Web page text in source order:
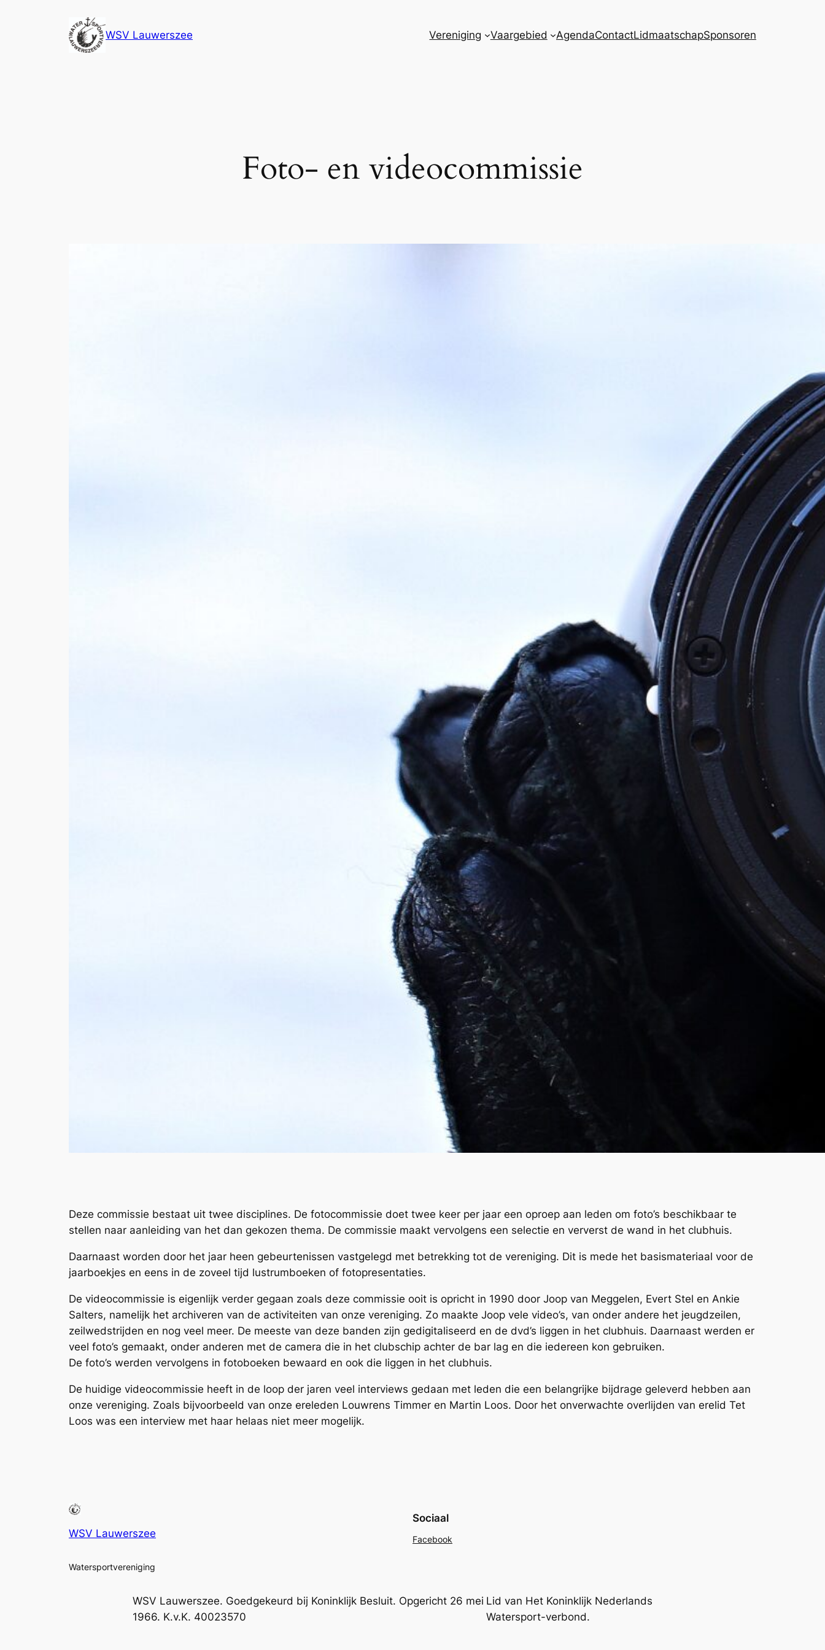
WSV Lauwerszee Vereniging Vaargebied AgendaContactLidmaatschapSponsoren
Foto- en videocommissie
Deze commissie bestaat uit twee disciplines. De fotocommissie doet twee keer per jaar een oproep aan leden om foto’s beschikbaar te
stellen naar aanleiding van het dan gekozen thema. De commissie maakt vervolgens een selectie en ververst de wand in het clubhuis.
Daarnaast worden door het jaar heen gebeurtenissen vastgelegd met betrekking tot de vereniging. Dit is mede het basismateriaal voor de
jaarboekjes en eens in de zoveel tijd lustrumboeken of fotopresentaties.
De videocommissie is eigenlijk verder gegaan zoals deze commissie ooit is opricht in 1990 door Joop van Meggelen, Evert Stel en Ankie
Salters, namelijk het archiveren van de activiteiten van onze vereniging. Zo maakte Joop vele video’s, van onder andere het jeugdzeilen,
zeilwedstrijden en nog veel meer. De meeste van deze banden zijn gedigitaliseerd en de dvd’s liggen in het clubhuis. Daarnaast werden er
veel foto’s gemaakt, onder anderen met de camera die in het clubschip achter de bar lag en die iedereen kon gebruiken.
De foto’s werden vervolgens in fotoboeken bewaard en ook die liggen in het clubhuis.
De huidige videocommissie heeft in de loop der jaren veel interviews gedaan met leden die een belangrijke bijdrage geleverd hebben aan
onze vereniging. Zoals bijvoorbeeld van onze ereleden Louwrens Timmer en Martin Loos. Door het onverwachte overlijden van erelid Tet
Loos was een interview met haar helaas niet meer mogelijk.
WSV Lauwerszee
Watersportvereniging
Sociaal
Facebook
WSV Lauwerszee. Goedgekeurd bij Koninklijk Besluit. Opgericht 26 mei
1966. K.v.K. 40023570
Lid van Het Koninklijk Nederlands
Watersport-verbond.